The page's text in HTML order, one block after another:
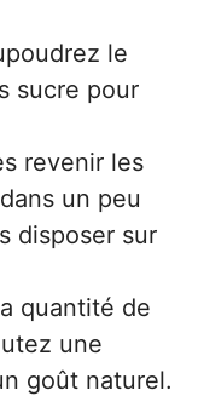
le
sucre pour
revenir les
un peu
disposer sur
quantité de
une
goût naturel.